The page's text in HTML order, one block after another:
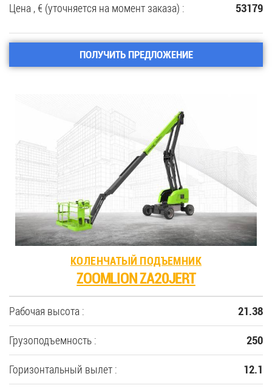
Цена , € (уточняется на момент заказа) : 53179
ПОЛУЧИТЬ ПРЕДЛОЖЕНИЕ
КОЛЕНЧАТЫЙ ПОДЪЕМНИК
ZOOMLION ZA20JERT
Рабочая высота : 21.38
Грузоподъемность : 250
Горизонтальный вылет : 12.1